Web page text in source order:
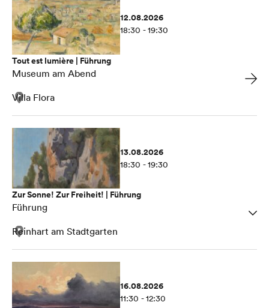
12.08.2026
18:30 - 19:30
Tout est lumière | Führung
Museum am Abend
Villa Flora
13.08.2026
18:30 - 19:30
Zur Sonne! Zur Freiheit! | Führung
Führung
Reinhart am Stadtgarten
16.08.2026
11:30 - 12:30